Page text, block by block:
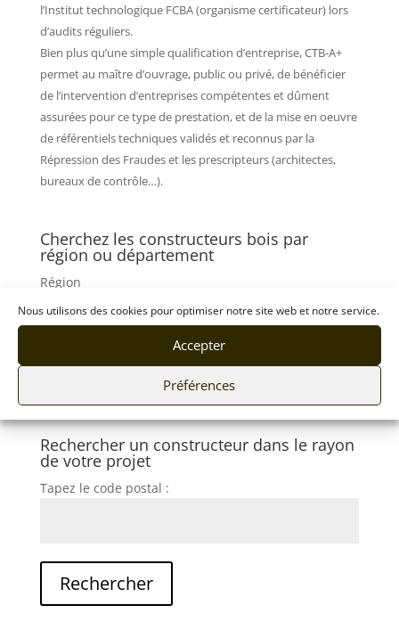
Nous utilisons des cookies pour optimiser notre site web et notre service.
Accepter
Préférences
l’Institut technologique FCBA (organisme certificateur) lors
d’audits réguliers.
Bien plus qu’une simple qualification d’entreprise, CTB-A+
permet au maître d’ouvrage, public ou privé, de bénéficier
de l’intervention d’entreprises compétentes et dûment
assurées pour ce type de prestation, et de la mise en oeuvre
de référentiels techniques validés et reconnus par la
Répression des Fraudes et les prescripteurs (architectes,
bureaux de contrôle…).
Cherchez les constructeurs bois par
région ou département
Région
Rechercher un constructeur dans le rayon
de votre projet
Tapez le code postal :